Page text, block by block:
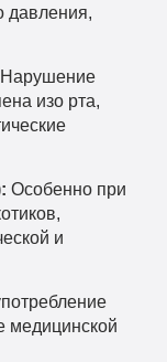
давления,
Нарушение
изо рта,
Особенно при
и
медицинской